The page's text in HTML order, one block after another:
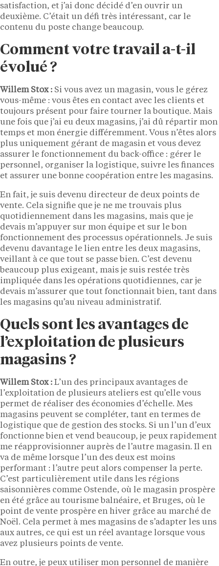
satisfaction, et j’ai donc décidé d’en ouvrir un
deuxième. C’était un défi très intéressant, car le
contenu du poste change beaucoup.
Comment votre travail a-t-il
évolué ?
Willem Stox : Si vous avez un magasin, vous le gérez
vous-même : vous êtes en contact avec les clients et
toujours présent pour faire tourner la boutique. Mais
une fois que j’ai eu deux magasins, j’ai dû répartir mon
temps et mon énergie différemment. Vous n’êtes alors
plus uniquement gérant de magasin et vous devez
assurer le fonctionnement du back-office : gérer le
personnel, organiser la logistique, suivre les finances
et assurer une bonne coopération entre les magasins.
En fait, je suis devenu directeur de deux points de
vente. Cela signifie que je ne me trouvais plus
quotidiennement dans les magasins, mais que je
devais m’appuyer sur mon équipe et sur le bon
fonctionnement des processus opérationnels. Je suis
devenu davantage le lien entre les deux magasins,
veillant à ce que tout se passe bien. C’est devenu
beaucoup plus exigeant, mais je suis restée très
impliquée dans les opérations quotidiennes, car je
devais m’assurer que tout fonctionnait bien, tant dans
les magasins qu’au niveau administratif.
Quels sont les avantages de
l’exploitation de plusieurs
magasins ?
Willem Stox : L’un des principaux avantages de
l’exploitation de plusieurs ateliers est qu’elle vous
permet de réaliser des économies d’échelle. Mes
magasins peuvent se compléter, tant en termes de
logistique que de gestion des stocks. Si un l’un d’eux
fonctionne bien et vend beaucoup, je peux rapidement
me réapprovisionner auprès de l’autre magasin. Il en
va de même lorsque l’un des deux est moins
performant : l’autre peut alors compenser la perte.
C’est particulièrement utile dans les régions
saisonnières comme Ostende, où le magasin prospère
en été grâce au tourisme balnéaire, et Bruges, où le
point de vente prospère en hiver grâce au marché de
Noël. Cela permet à mes magasins de s’adapter les uns
aux autres, ce qui est un réel avantage lorsque vous
avez plusieurs points de vente.
En outre, je peux utiliser mon personnel de manière